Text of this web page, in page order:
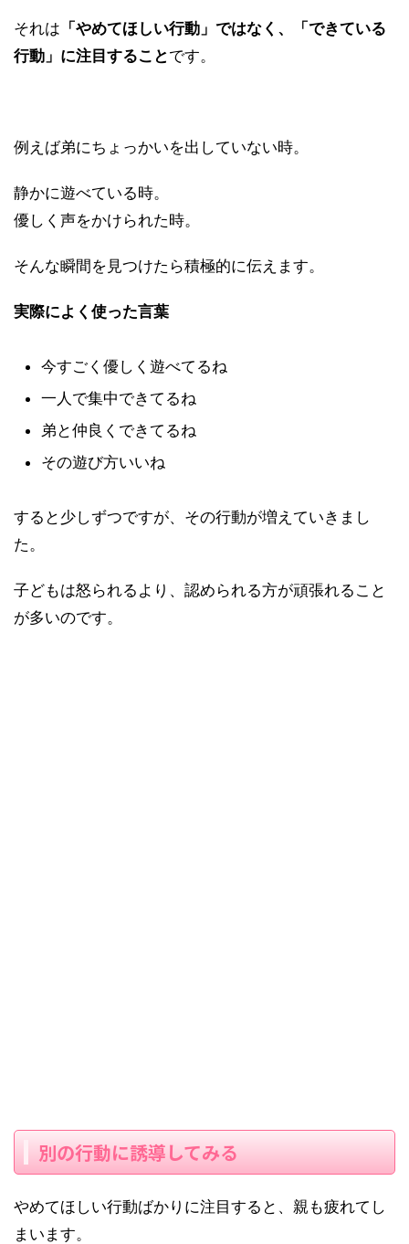
それは 「やめてほしい行動」ではなく、「できている
行動」に注目することです。
例えば弟にちょっかいを出していない時。
静かに遊べている時。
優しく声をかけられた時。
そんな瞬間を見つけたら積極的に伝えます。
実際によく使った言葉
今すごく優しく遊べてるね
一人で集中できてるね
弟と仲良くできてるね
その遊び方いいね
すると少しずつですが、その行動が増えていきまし
た。
子どもは怒られるより、認められる方が頑張れること
が多いのです。
別の行動に誘導してみる
やめてほしい行動ばかりに注目すると、親も疲れてし
まいます。